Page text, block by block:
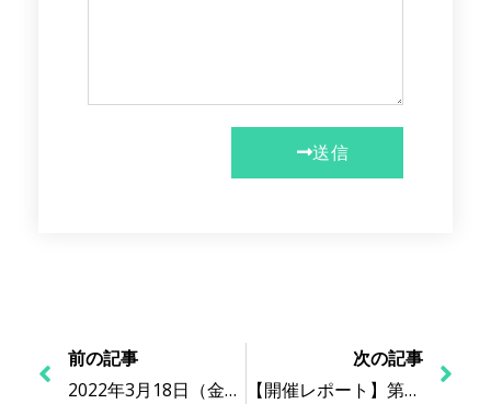
送信
前の記事
2022年3月18日（金） | ライフストーリーワーク体験セミナ－のご案内
次の記事
【開催レポート】第10回 FCPファシリテーター養成講座